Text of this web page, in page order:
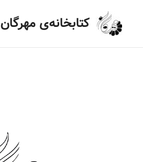
کتابخانه‌ی مهرگان